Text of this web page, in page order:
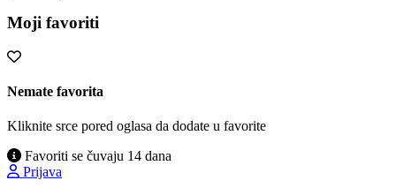
Moji favoriti
Nemate favorita
Kliknite srce pored oglasa da dodate u favorite
Favoriti se čuvaju 14 dana
Prijava